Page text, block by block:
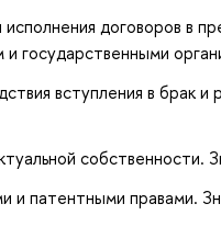
договоров в
государственными
вступления в брак
собственности.
и патентными правами.